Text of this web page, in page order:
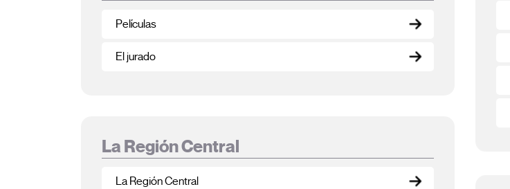
Películas
El jurado
La Región Central
La Región Central